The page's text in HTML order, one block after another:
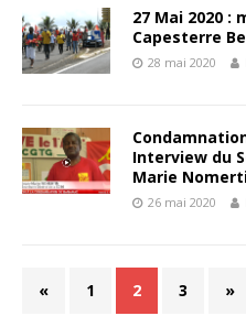
27 Mai 2020 :
Capesterre
28 mai 2020
Interview du
Marie
26 mai 2020
« 1 2 3 »